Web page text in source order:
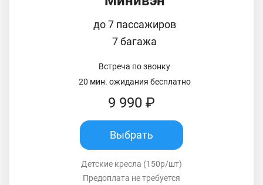
до 7 пассажиров
7 багажа
Встреча по звонку
20 мин. ожидания бесплатно
9 990 ₽
Выбрать
Детские кресла (150р/шт)
Предоплата не требуется